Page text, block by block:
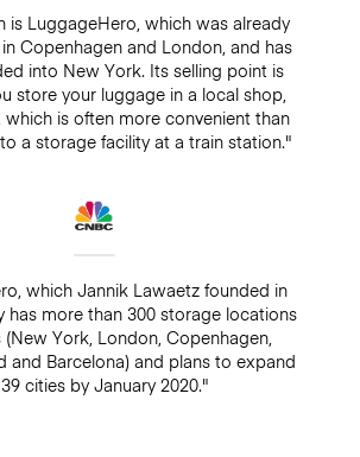
is LuggageHero, which was already
Copenhagen and London, and has
into New York. Its selling point is
store your luggage in a local shop,
which is often more convenient than
a storage facility at a train station."
which Jannik Lawaetz founded in
has more than 300 storage locations
(New York, London, Copenhagen,
and Barcelona) and plans to expand
cities by January 2020."